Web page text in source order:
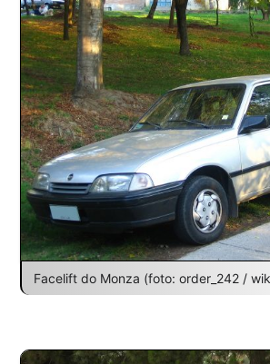
Facelift do Monza (foto: order_242 /